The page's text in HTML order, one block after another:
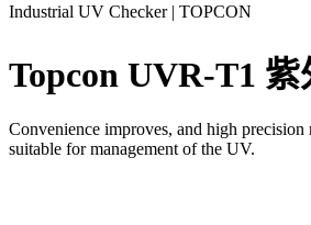
Industrial UV Checker| TOPCON
Topcon UVR-T1
Convenience improves, and high precision
suitable for management of the UV.